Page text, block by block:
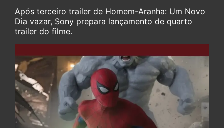
Após terceiro trailer de Homem-Aranha: Um Novo
Dia vazar, Sony prepara lançamento de quarto
trailer do filme.